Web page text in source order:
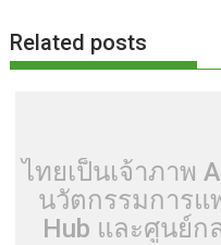
Related posts
ไทยเป็นเจ้าภาพ
นวัตกรรมการแ
Hub และศูนย์ก